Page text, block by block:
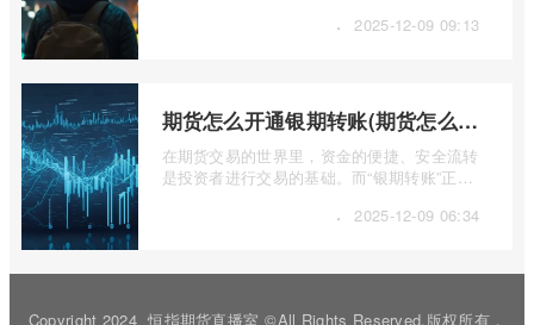
· 2025-12-09 09:13
期货怎么开通银期转账(期货怎么开通银期转账权限)
在期货交易的世界里，资金的便捷、安全流转
是投资者进行交易的基础。而“银期转账”正是
· 2025-12-09 06:34
Copyright 2024 恒指期货直播室 ©All Rights Reserved.版权所有，